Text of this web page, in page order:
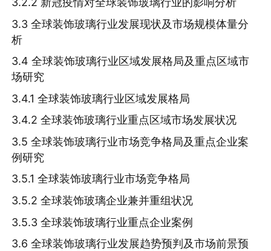
3.3 全球装饰玻璃行业发展现状及市场规模体量分
析
3.4 全球装饰玻璃行业区域发展格局及重点区域市
场研究
3.4.1 全球装饰玻璃行业区域发展格局
3.4.2 全球装饰玻璃行业重点区域市场发展状况
3.5 全球装饰玻璃行业市场竞争格局及重点企业案
例研究
3.5.1 全球装饰玻璃行业市场竞争格局
3.5.2 全球装饰玻璃企业兼并重组状况
3.5.3 全球装饰玻璃行业重点企业案例
3.6 全球装饰玻璃行业发展趋势预判及市场前景预